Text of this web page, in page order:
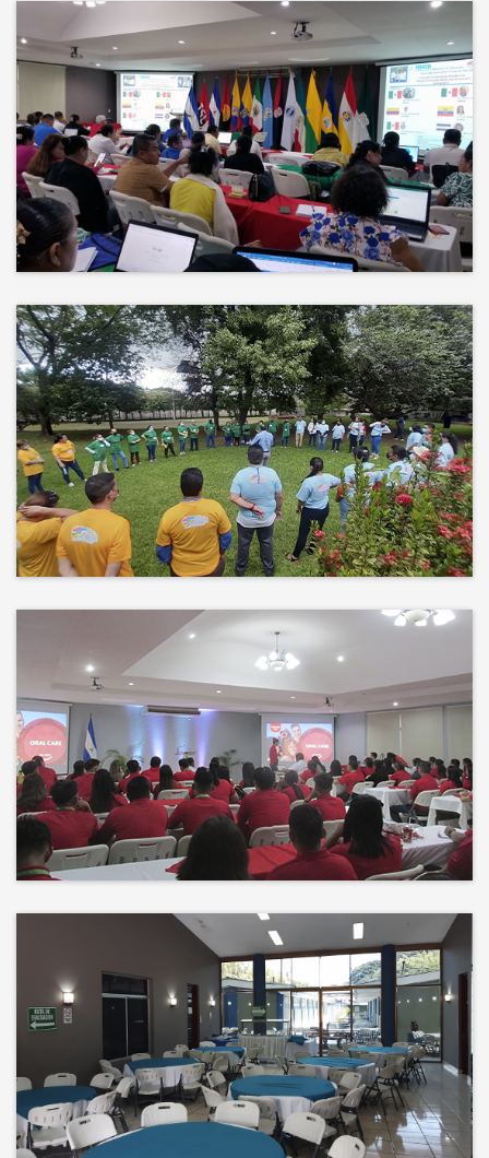
No hay mejor techo que el cielo ni
mejor decorado que la naturaleza.
Más que un auditorio, el corazón
de tu evento
Desconectamos para conectar.
Entre risas, brisa fresca y un
ambiente natural
Events
El éxito no es solo un destino, es el
impacto que dejamos en el
camino